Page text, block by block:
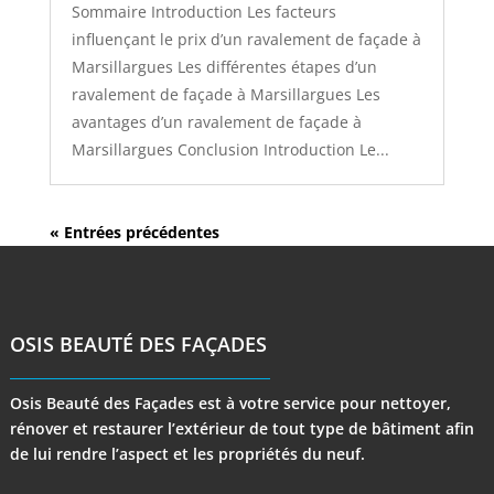
Sommaire Introduction Les facteurs
influençant le prix d’un ravalement de façade à
Marsillargues Les différentes étapes d’un
ravalement de façade à Marsillargues Les
avantages d’un ravalement de façade à
Marsillargues Conclusion Introduction Le...
« Entrées précédentes
OSIS BEAUTÉ DES FAÇADES
Osis Beauté des Façades est à votre service pour nettoyer,
rénover et restaurer l’extérieur de tout type de bâtiment afin
de lui rendre l’aspect et les propriétés du neuf.